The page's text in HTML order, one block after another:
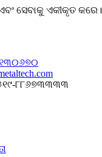
ସେବାକୁ ଏକୀକୃତ କରେ।
୮୮୬୭୩୩୩୩